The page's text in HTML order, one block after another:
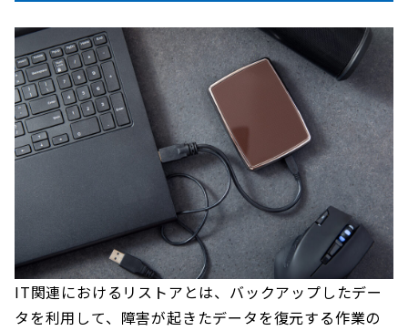
IT関連におけるリストアとは、バックアップしたデー
タを利用して、障害が起きたデータを復元する作業の